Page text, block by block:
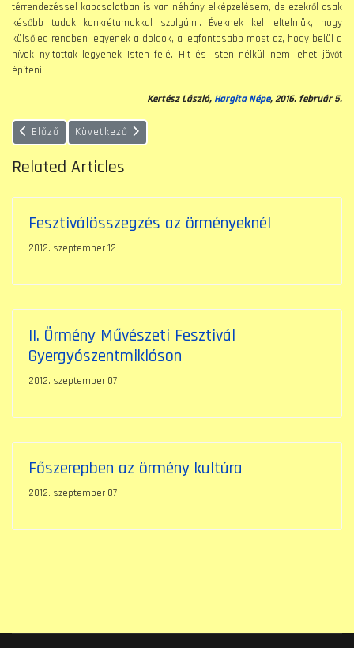
térrendezéssel kapcsolatban is van néhány elképzelésem, de ezekről csak
később tudok konkrétumokkal szolgálni. Éveknek kell eltelniük, hogy
külsőleg rendben legyenek a dolgok, a legfontosabb most az, hogy belül a
hívek nyitottak legyenek Isten felé. Hit és Isten nélkül nem lehet jövőt
építeni.
Kertész László, Hargita Népe, 2016. február 5.
Előző cikk: Örmény rítusú szentmisét tartottak
Előző Következő cikk: Angyaljárás a gyergyói örményeknél
Következő
Related Articles
Fesztiválösszegzés az örményeknél
2012. szeptember 12
II. Örmény Művészeti Fesztivál
Gyergyószentmiklóson
2012. szeptember 07
Főszerepben az örmény kultúra
2012. szeptember 07